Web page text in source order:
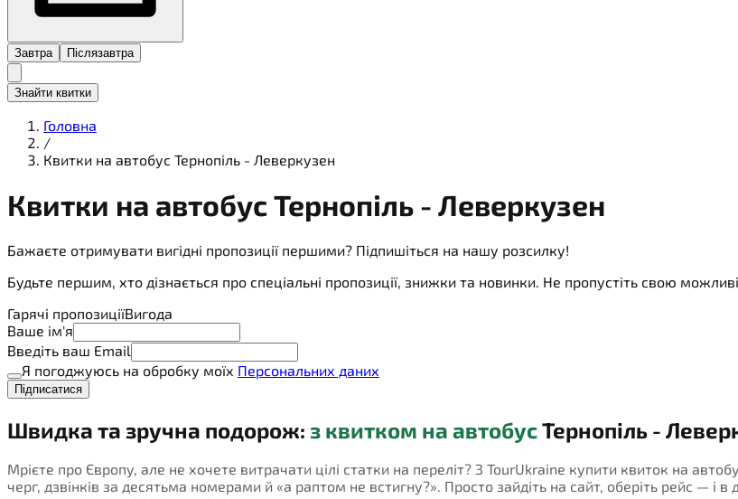
Завтра Післязавтра
Знайти квитки
Головна
/
Квитки на автобус Тернопіль - Леверкузен
Квитки на автобусТернопіль - Леверкузен
Бажаєте отримувати вигідні пропозиції першими? Підпишіться на нашу розсилку!
Будьте першим, хто дізнається про спеціальні пропозиції, знижки та новинки. Не пропустіть свою
Гарячі пропозиціїВигода
Ваше ім'я
Введіть ваш Email
Я погоджуюсь на обробку моїх Персональних даних
Підписатися
Швидка та зручна подорож: з квитком на автобусТернопіль -
Мрієте про Європу, але не хочете витрачати цілі статки на переліт? З TourUkraine купити квиток на
черг, дзвінків за десятьма номерами й «а раптом не встигну?». Просто зайдіть на сайт, оберіть рейс — і